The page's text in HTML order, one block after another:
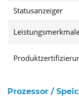
Statusanzeiger
Prozessor /